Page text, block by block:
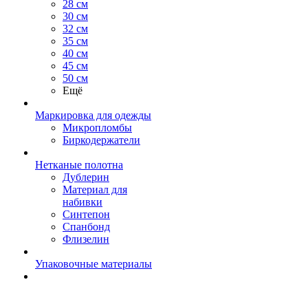
28 см
30 см
32 см
35 см
40 см
45 см
50 см
Ещё
Маркировка для одежды
Микропломбы
Биркодержатели
Нетканые полотна
Дублерин
Материал для
набивки
Синтепон
Спанбонд
Флизелин
Упаковочные материалы